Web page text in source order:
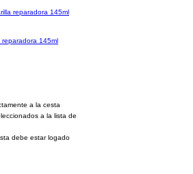
145ml
a la cesta
a la lista de
debe estar logado